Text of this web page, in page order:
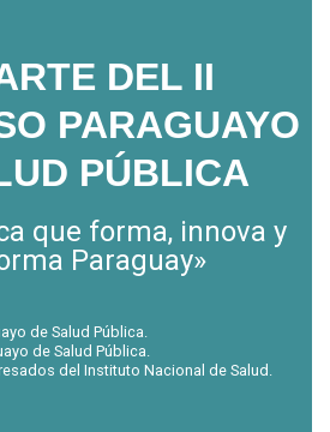
DEL II
PARAGUAYO
PÚBLICA
que forma, innova y
Paraguay»​
de Salud Pública.
de Salud Pública.
del Instituto Nacional de Salud.